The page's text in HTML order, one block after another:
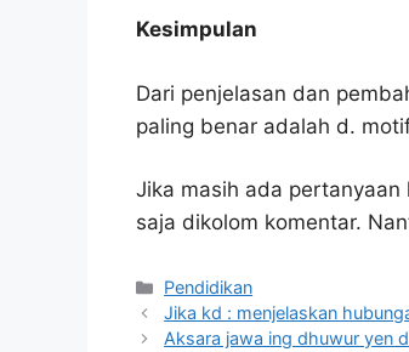
Kesimpulan
Dari penjelasan dan
paling benar adalah d.
Jika masih ada
saja dikolom komentar.
Kategori
Pendidikan
Jika kd : menjelaskan
Aksara jawa ing dhuwur yen